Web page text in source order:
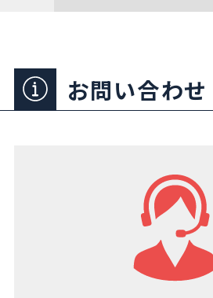
お問い合わせ